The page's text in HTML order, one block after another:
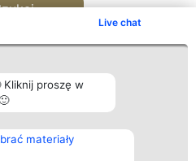
Live chat
Kliknij proszę w
materiały
Kontakt
Kontakt